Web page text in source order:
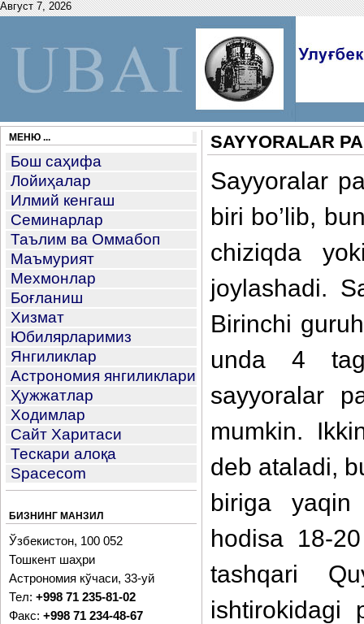
Август 7, 2026
МЕНЮ ...
Бош саҳифа
Лойиҳалар
Илмий кенгаш
Семинарлар
Таълим ва Оммабоп
Маъмурият
Мехмонлар
Боғланиш
Хизмат
Юбилярларимиз
Янгиликлар
Астрономия янгиликлари
Ҳужжатлар
Ходимлар
Сайт Харитаси
Тескари алоқа
Spacecom
БИЗНИНГ МАНЗИЛ
Ўзбекистон, 100 052
Тошкент шаҳри
Астрономия кўчаси, 33-уй
Тел: +998 71 235-81-02
Факс: +998 71 234-48-67
SAYYORALAR
Sayyoralar
biri bo’lib,
chiziqda
joylashadi.
Birinchi
unda 4
sayyoralar
mumkin.
deb ataladi,
biriga yaqin
hodisa 18-
tashqari
ishtirokidagi